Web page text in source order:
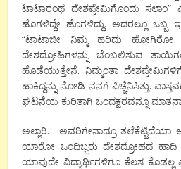
ಟಾಟಾರಂಥ ದೇಶಪ್ರೇಮಿಗೊಂದು ಸಲಾಂ”
ಹೊಗಳಿದ್ದೇ ಹೊಗಳಿದ್ದು. ಅದರಲ್ಲೂ ಒಬ್ಬ
“ಟಾಟಾಜೀ ನಿಮ್ಮ ಹರಿದು ಹೋಗಿರೋ
ದೇಶದ್ರೋಹಿಗಳನ್ನು ಬೆಂಬಲಿಸುವ
ಹೊಡೆಯುತ್ತೇನೆ. ನಿಮ್ಮಂತಾ
ಹಾಕಿದ್ದನ್ನು ನೋಡಿ ನನಗೆ ಪಿಚ್ಚೆನಿಸಿತ್ತು.
ಘಟನೆಯ ಕುರಿತಾಗಿ ಒಂದಕ್ಷರವನ್ನೂ
ಅಲ್ಲಾರಿ… ಅವರಿಗೇನಾದ್ರೂ ತಲೆಕೆಟ್ಟಿದೆಯಾ
ಯಾರೋ ಒಂದಿಬ್ಬರು ದೇಶದ್ರೋಹದ
ಯಾವುದೇ ವಿದ್ಯಾರ್ಥಿಗಳಿಗೂ ಕೆಲಸ ಕೊಡಲ್ಲ